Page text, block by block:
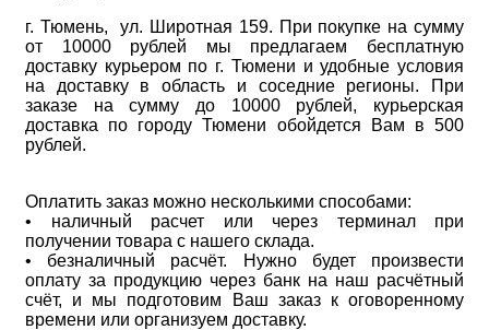
г. Тюмень, ул. Широтная 159. При покупке на сумму
от 10000 рублей мы предлагаем бесплатную
доставку курьером по г. Тюмени и удобные условия
на доставку в область и соседние регионы. При
заказе на сумму до 10000 рублей, курьерская
доставка по городу Тюмени обойдется Вам в 500
рублей.
Оплатить заказ можно несколькими способами:
• наличный расчет или через терминал при
получении товара с нашего склада.
• безналичный расчёт. Нужно будет произвести
оплату за продукцию через банк на наш расчётный
счёт, и мы подготовим Ваш заказ к оговоренному
времени или организуем доставку.